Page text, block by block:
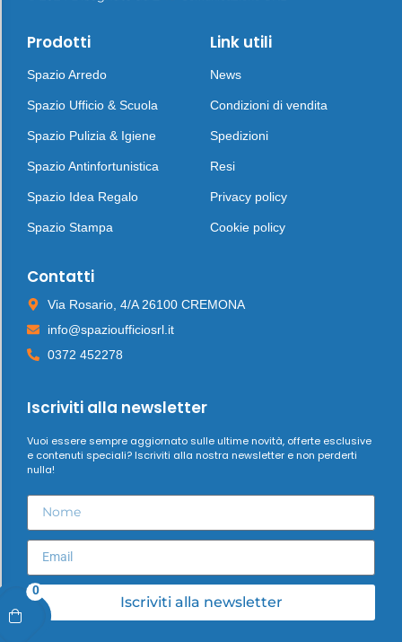
0
Prodotti
Spazio Arredo
Spazio Ufficio & Scuola
Spazio Pulizia & Igiene
Spazio Antinfortunistica
Spazio Idea Regalo
Spazio Stampa
Link utili
News
Condizioni di vendita
Spedizioni
Resi
Privacy policy
Cookie policy
Contatti
Via Rosario, 4/A 26100 CREMONA
info@spazioufficiosrl.it
0372 452278
Iscriviti alla newsletter
Vuoi essere sempre aggiornato sulle ultime novità, offerte esclusive
e contenuti speciali? Iscriviti alla nostra newsletter e non perderti
nulla!
Iscriviti alla newsletter